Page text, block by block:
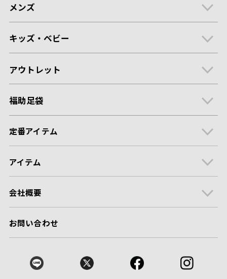
メンズ
キッズ・ベビー
アウトレット
福助足袋
定番アイテム
アイテム
会社概要
お問い合わせ